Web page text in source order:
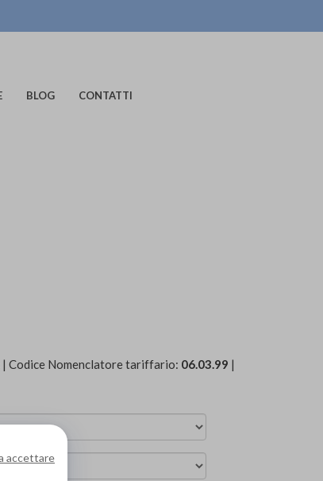
BLOG CONTATTI
| Codice Nomenclatore tariffario: 06.03.99 |
accettare